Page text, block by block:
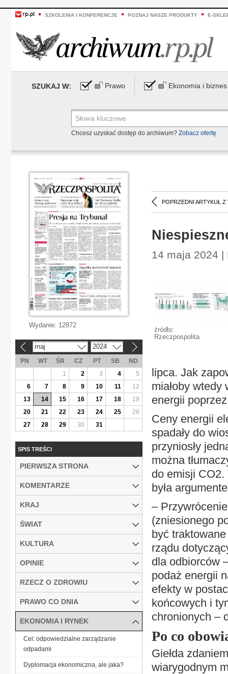
SZKOLENIA I KONFERENCJE POZNAJ NASZE PRODUKTY E-
SZUKAJ W: Prawo Ekonomia i biznes
Chcesz uzyskać dostęp do archiwum? Zobacz ofertę
POPRZEDNI ARTYKUŁ Z
14 maja 2024 |
źródło:
Rzeczpospolita
lipca. Jak
miałoby
energii
Ceny energii
spadały do
przyniosły
można
do emisji CO2.
była
–
(zniesionego
być
rządu
dla odbiorców
podaż energii
efekty w
końcowych i
chronionych –
Po co
Giełda
wiarygodnym
Wydanie: 12872
maj 2024
PN WT ŚR CZ PT SB
ND
1
2 3 4
5
6
7 8 9 10 11
12
13
14 15 16 17 18
19
20
21 22 23 24 25
26
27
28 29 30 31
SPIS TREŚCI
PIERWSZA STRONA
KOMENTARZE
KRAJ
ŚWIAT
KULTURA
OPINIE
RZECZ O ZDROWIU
PRAWO CO DNIA
EKONOMIA I RYNEK
Cel: odpowiedzialne zarządzanie
odpadami
Dyplomacja ekonomiczna, ale jaka?